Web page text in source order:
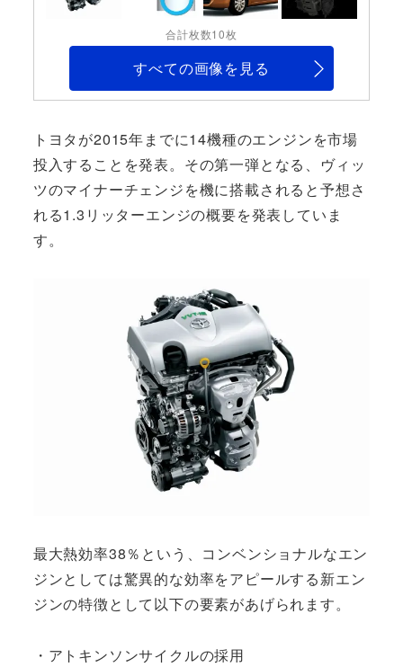
合計枚数10枚
すべての画像を見る
トヨタが2015年までに14機種のエンジンを市場
投入することを発表。その第一弾となる、ヴィッ
ツのマイナーチェンジを機に搭載されると予想さ
れる1.3リッターエンジの概要を発表していま
す。
最大熱効率38％という、コンベンショナルなエン
ジンとしては驚異的な効率をアピールする新エン
ジンの特徴として以下の要素があげられます。
・アトキンソンサイクルの採用